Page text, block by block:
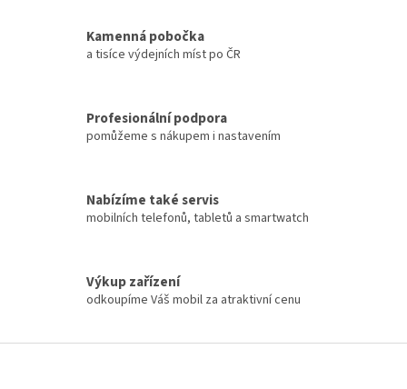
Kamenná pobočka
a tisíce výdejních míst po ČR
Profesionální podpora
pomůžeme s nákupem i nastavením
Nabízíme také servis
mobilních telefonů, tabletů a smartwatch
Výkup zařízení
odkoupíme Váš mobil za atraktivní cenu